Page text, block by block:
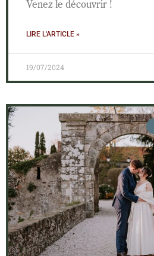
Venez le découvrir !
LIRE L'ARTICLE »
19/07/2024